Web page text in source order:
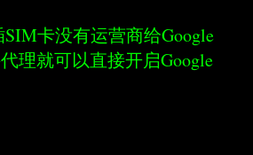
SIM卡没有运营商给Google
理就可以直接开启Google